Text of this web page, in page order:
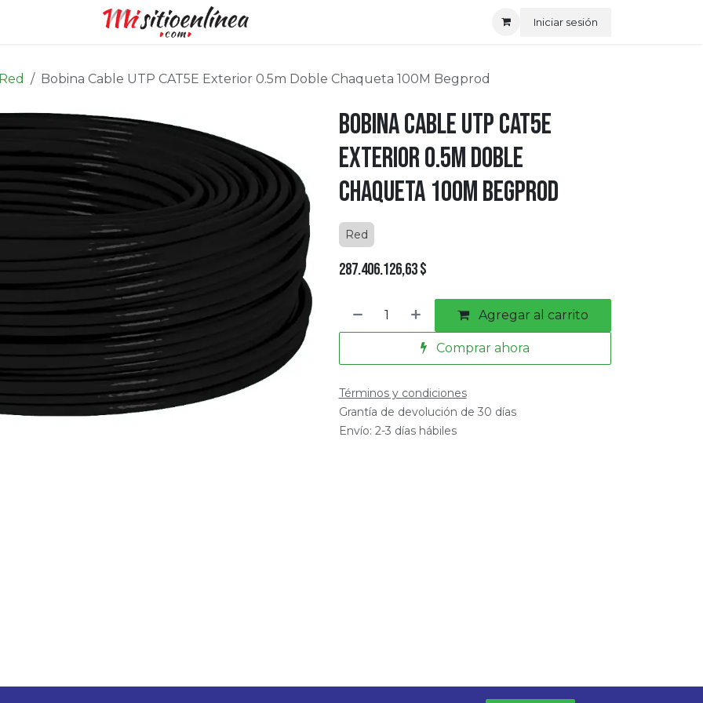
Iniciar sesión
Bobina Cable UTP CAT5E Exterior 0.5m Doble Chaqueta 100M Begprod
Bobina Cable UTP CAT5E
Exterior 0.5m Doble
Chaqueta 100M Begprod
Red
287.406.126,63$
Agregar al carrito
Comprar ahora
Términos y condiciones
Grantía de devolución de 30 días
Envío: 2-3 días hábiles